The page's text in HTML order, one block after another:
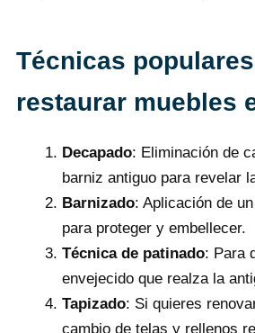
Técnicas
restaurar muebles
Decapado: Eliminación de
barniz antiguo para revelar
Barnizado: Aplicación de
para proteger y embellecer.
Técnica de patinado: Para
envejecido que realza la
Tapizado: Si quieres
cambio de telas y rellenos